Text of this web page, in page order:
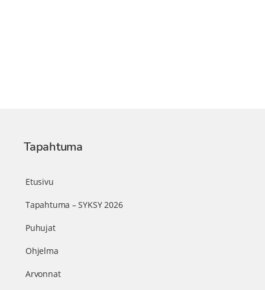
Tapahtuma
Etusivu
Tapahtuma – SYKSY 2026
Puhujat
Ohjelma
Arvonnat